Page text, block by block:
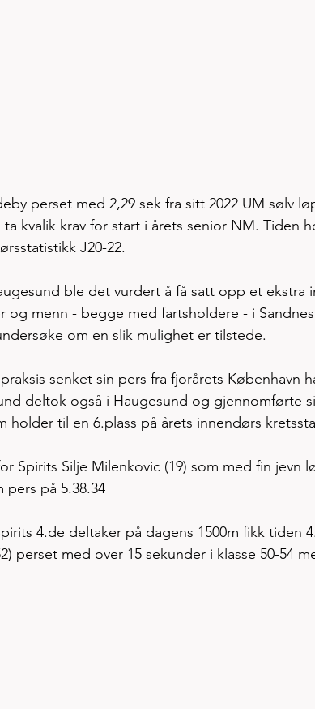
perset med 2,29 sek fra sitt 2022 UM sølv
ta kvalik krav for start i årets senior NM. Tiden
J20-22.
ble det vurdert å få satt opp et ekstra
og menn - begge med fartsholdere - i
om en slik mulighet er tilstede.
senket sin pers fra fjorårets København
deltok også i Haugesund og gjennomførte
holder til en 6.plass på årets innendørs
Spirits Silje Milenkovic (19) som med fin jevn
pers på 5.38.34
4.de deltaker på dagens 1500m fikk tiden
perset med over 15 sekunder i klasse 50-54